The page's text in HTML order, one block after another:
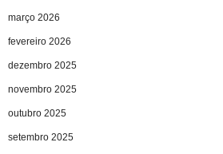
março 2026
fevereiro 2026
dezembro 2025
novembro 2025
outubro 2025
setembro 2025